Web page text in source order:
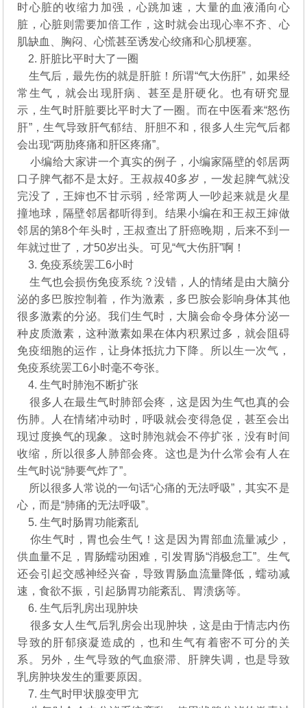
时心脏的收缩力加强，心跳加速，大量的血液涌向心
脏，心脏则需要加倍工作，这时就会出现心率不齐、心
肌缺血、胸闷、心慌甚至诱发心绞痛和心肌梗塞。
2. 肝脏比平时大了一圈
生气后，最先伤的就是肝脏！所谓“气大伤肝”，如果经
常生气，就会出现肝病、甚至是肝硬化。也有研究显
示，生气时肝脏要比平时大了一圈。而在中医看来“怒伤
肝”，生气导致肝气郁结、肝胆不和，很多人生完气后都
会出现“两肋疼痛和肝区疼痛”。
小编给大家讲一个真实的例子，小编家隔壁的邻居两
口子脾气都不是太好。王叔叔40多岁，一发起脾气就没
完没了，王婶也不甘示弱，经常两人一吵起来就是火星
撞地球，隔壁邻居都听得到。结果小编在和王叔王婶做
邻居的第8个年头时，王叔查出了肝癌晚期，后来不到一
年就过世了，才50岁出头。可见“气大伤肝”啊！
3. 免疫系统罢工6小时
生气也会损伤免疫系统？没错，人的情绪是由大脑分
泌的多巴胺控制着，作为激素，多巴胺会影响身体其他
很多激素的分泌。我们生气时，大脑会命令身体分泌一
种皮质激素，这种激素如果在体内积累过多，就会阻碍
免疫细胞的运作，让身体抵抗力下降。所以生一次气，
免疫系统罢工6小时毫不夸张。
4. 生气时肺泡不断扩张
很多人在最生气时肺部会疼，这是因为生气也真的会
伤肺。人在情绪冲动时，呼吸就会变得急促，甚至会出
现过度换气的现象。这时肺泡就会不停扩张，没有时间
收缩，所以很多人肺部会疼。这也是为什么常会有人在
生气时说“肺要气炸了”。
所以很多人常说的一句话“心痛的无法呼吸”，其实不是
心，而是“肺痛的无法呼吸”。
5. 生气时肠胃功能紊乱
你生气时，胃也会生气！这是因为胃部血流量减少，
供血量不足，胃肠蠕动困难，引发胃肠“消极怠工”。生气
还会引起交感神经兴奋，导致胃肠血流量降低，蠕动减
速，食欲不振，引起肠胃功能紊乱、胃溃疡等。
6. 生气后乳房出现肿块
很多女人生气后乳房会出现肿块，这是由于情志内伤
导致的肝郁痰凝造成的，也和生气有着密不可分的关
系。另外，生气导致的气血瘀滞、肝脾失调，也是导致
乳房肿块发生的重要原因。
7. 生气时甲状腺变甲亢